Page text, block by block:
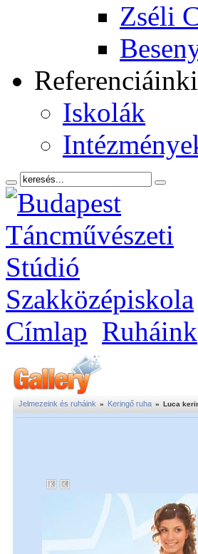
Zséli
Referenciáink
Iskolák
Címlap Ruháink
Jelmezeink és ruháink » Keringő ruha » Luca